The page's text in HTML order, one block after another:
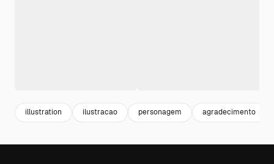
illustration ilustracao personagem agradecimento